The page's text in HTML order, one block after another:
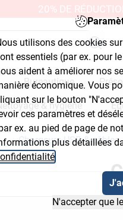
utilisons des cookies
essentiels (par ex. pour
aident à améliorer nos
économique. Vous
sur le bouton
ces paramètres et
ex. au pied de page de
plus détaillées
N'accepter que
20% DE
Bureautique
& hygiène
Flyout Button 2
Chargeurs USB & câbles